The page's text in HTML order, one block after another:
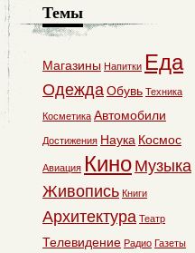
Темы
Магазины Напитки Еда
ОдеждаОбувь Техника
Косметика Автомобили
Достижения Наука Космос
Авиация Кино Музыка
Живопись Книги
Архитектура Театр
Телевидение Радио Газеты